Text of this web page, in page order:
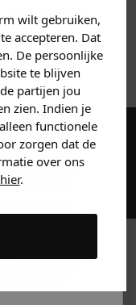
wilt gebruiken,
accepteren. Dat
De persoonlijke
te blijven
partijen jou
zien. Indien je
functionele
zorgen dat de
over ons
hier.
ontvang 5%
naar op
direct